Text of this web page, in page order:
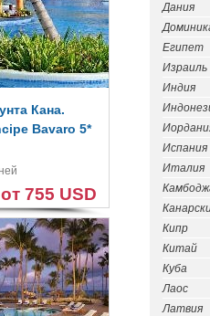
Кана.
Bavaro 5*
от 755 USD
Дания
Египет
Израиль
Индия
Испания
Италия
Кипр
Китай
Куба
Лаос
Латвия